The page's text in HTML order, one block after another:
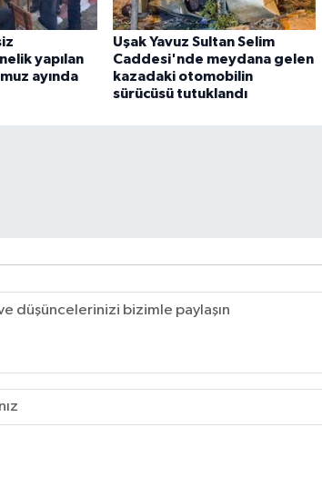
yapılan
ayında
Uşak Yavuz Sultan Selim
Caddesi'nde meydana gelen
kazadaki otomobilin
sürücüsü tutuklandı